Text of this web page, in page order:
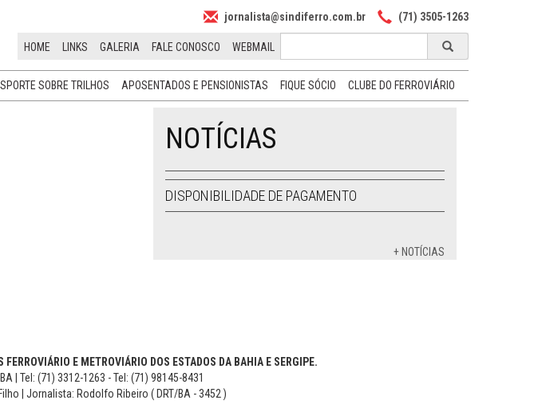
jornalista@sindiferro.com.br (71) 3505-1263
HOME LINKS GALERIA FALE CONOSCO WEBMAIL
SOBRE TRILHOS APOSENTADOS E PENSIONISTAS FIQUE SÓCIO CLUBE DO FERROVIÁRIO
NOTÍCIAS
DISPONIBILIDADE DE PAGAMENTO
+ NOTÍCIAS
E METROVIÁRIO DOS ESTADOS DA BAHIA E SERGIPE.
| Tel: (71) 3312-1263 - Tel: (71) 98145-8431
| Jornalista: Rodolfo Ribeiro ( DRT/BA - 3452 )